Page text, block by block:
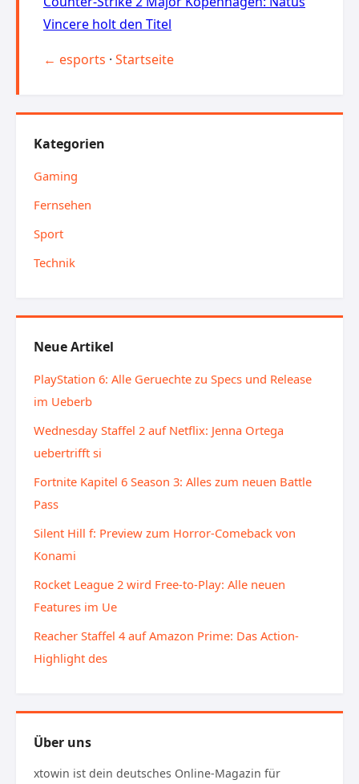
Vincere holt den Titel
← esports · Startseite
Kategorien
Gaming
Fernsehen
Sport
Technik
Neue Artikel
PlayStation 6: Alle Geruechte zu Specs und Release
im Ueberb
Wednesday Staffel 2 auf Netflix: Jenna Ortega
uebertrifft si
Fortnite Kapitel 6 Season 3: Alles zum neuen Battle
Pass
Silent Hill f: Preview zum Horror-Comeback von
Konami
Rocket League 2 wird Free-to-Play: Alle neuen
Features im Ue
Reacher Staffel 4 auf Amazon Prime: Das Action-
Highlight des
Über uns
xtowin ist dein deutsches Online-Magazin für